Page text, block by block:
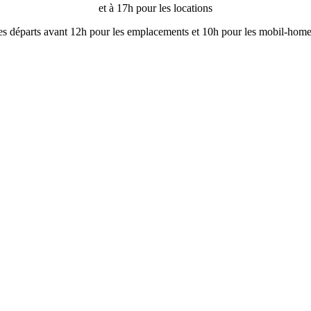
et à 17h pour les locations
départs avant 12h pour les emplacements et 10h pour les mobil-